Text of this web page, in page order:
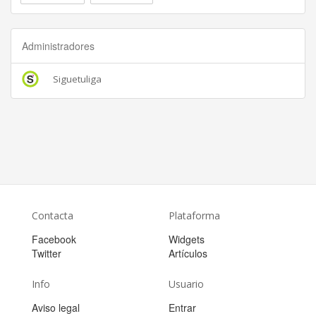
Administradores
Siguetuliga
Contacta
Facebook
Twitter
Plataforma
Widgets
Artículos
Info
Aviso legal
Usuario
Entrar